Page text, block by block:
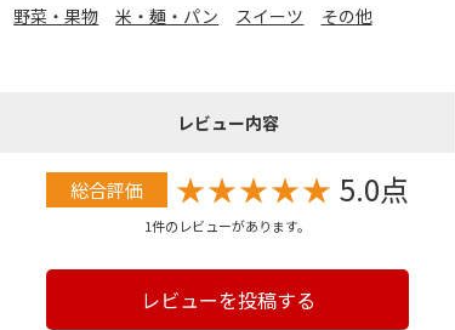
野菜・果物
米・麺・パン スイーツ その他
レビュー内容
総合評価 ★★★★★ 5.0点
1件のレビューがあります。
レビューを投稿する